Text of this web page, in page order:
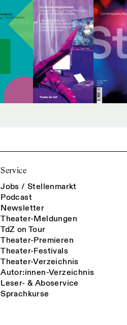
Service
Jobs / Stellenmarkt
Podcast
Newsletter
Theater-Meldungen
TdZ on Tour
Theater-Premieren
Theater-Festivals
Theater-Verzeichnis
Autor:innen-Verzeichnis
Leser- & Aboservice
Sprachkurse